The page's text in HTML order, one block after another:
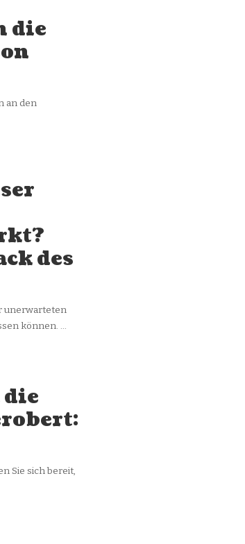
die
an den
des
unerwarteten
können. ...
Sie sich bereit,